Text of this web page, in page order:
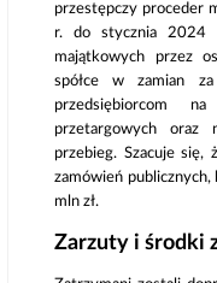
przestępczy proceder
r. do stycznia 2024
majątkowych przez
spółce w zamian
przedsiębiorcom
przetargowych oraz
przebieg. Szacuje się,
zamówień publicznych,
mln zł.
Zarzuty i środki